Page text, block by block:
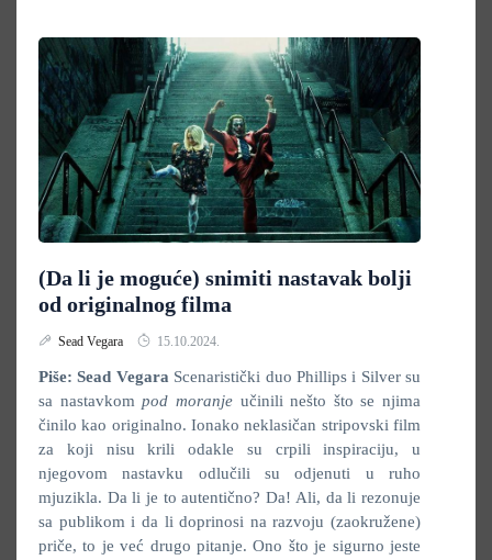
(Da li je moguće) snimiti nastavak bolji
od originalnog filma
Sead Vegara 15.10.2024.
Piše: Sead Vegara Scenaristički duo Phillips i Silver su
sa nastavkompod moranjeučinili nešto što se njima
činilo kao originalno. Ionako neklasičan stripovski film
za koji nisu krili odakle su crpili inspiraciju, u
njegovom nastavku odlučili su odjenuti u ruho
mjuzikla. Da li je to autentično? Da! Ali, da li rezonuje
sa publikom i da li doprinosi na razvoju (zaokružene)
priče, to je već drugo pitanje. Ono što je sigurno jeste